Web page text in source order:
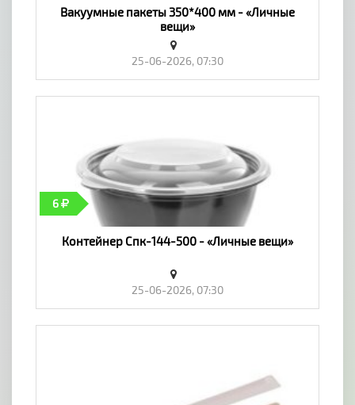
Вакуумные пакеты 350*400 мм - «Личные
вещи»
25-06-2026, 07:30
6
Контейнер Спк-144-500 - «Личные вещи»
25-06-2026, 07:30